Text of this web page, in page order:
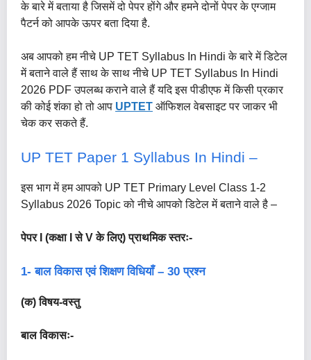
के बारे में बताया है जिसमें दो पेपर होंगे और हमने दोनों पेपर के एग्जाम
पैटर्न को आपके ऊपर बता दिया है.
अब आपको हम नीचे UP TET Syllabus In Hindi के बारे में डिटेल
में बताने वाले हैं साथ के साथ नीचे UP TET Syllabus In Hindi
2026 PDF उपलब्ध कराने वाले हैं यदि इस पीडीएफ में किसी प्रकार
की कोई शंका हो तो आप UPTET ऑफिशल वेबसाइट पर जाकर भी
चेक कर सकते हैं.
UP TET Paper 1 Syllabus In Hindi –
इस भाग में हम आपको UP TET Primary Level Class 1-2
Syllabus 2026 Topic को नीचे आपको डिटेल में बताने वाले है –
पेपर I (कक्षा I से V के लिए) प्राथमिक स्तरः-
1- बाल विकास एवं शिक्षण विधियाँ – 30 प्रश्न
(क) विषय-वस्तु
बाल विकासः-